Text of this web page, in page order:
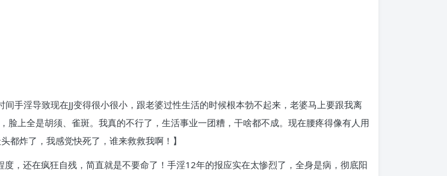
手淫导致现在JJ变得很小很小，跟老婆过性生活的时候根本勃不起来，老婆马上要跟我离
上全是胡须、雀斑。我真的不行了，生活事业一团糟，干啥都不成。现在腰疼得像有人用
都炸了，我感觉快死了，谁来救救我啊！】
，还在疯狂自残，简直就是不要命了！手淫12年的报应实在太惨烈了，全身是病，彻底阳